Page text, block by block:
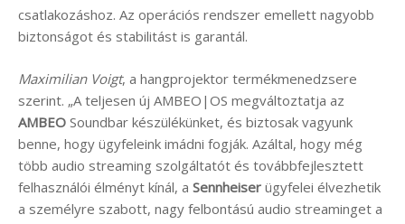
csatlakozáshoz. Az operációs rendszer emellett nagyobb
biztonságot és stabilitást is garantál.
Maximilian Voigt, a hangprojektor termékmenedzsere
szerint. „A teljesen új AMBEO|OS megváltoztatja az
AMBEO Soundbar készülékünket, és biztosak vagyunk
benne, hogy ügyfeleink imádni fogják. Azáltal, hogy még
több audio streaming szolgáltatót és továbbfejlesztett
felhasználói élményt kínál, a Sennheiser ügyfelei élvezhetik
a személyre szabott, nagy felbontású audio streaminget a